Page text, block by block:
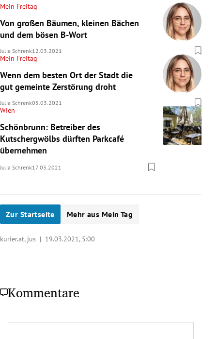
Mein Freitag
Von großen Bäumen, kleinen Bächen
und dem bösen B-Wort
Julia Schrenk12.03.2021
Mein Freitag
Wenn dem besten Ort der Stadt die
gut gemeinte Zerstörung droht
Julia Schrenk05.03.2021
Wien
Schönbrunn: Betreiber des
Kutschergwölbs dürften Parkcafé
übernehmen
Julia Schrenk17.03.2021
Zur Startseite Mehr aus Mein Tag
kurier.at, jus | 19.03.2021, 5:00
Kommentare